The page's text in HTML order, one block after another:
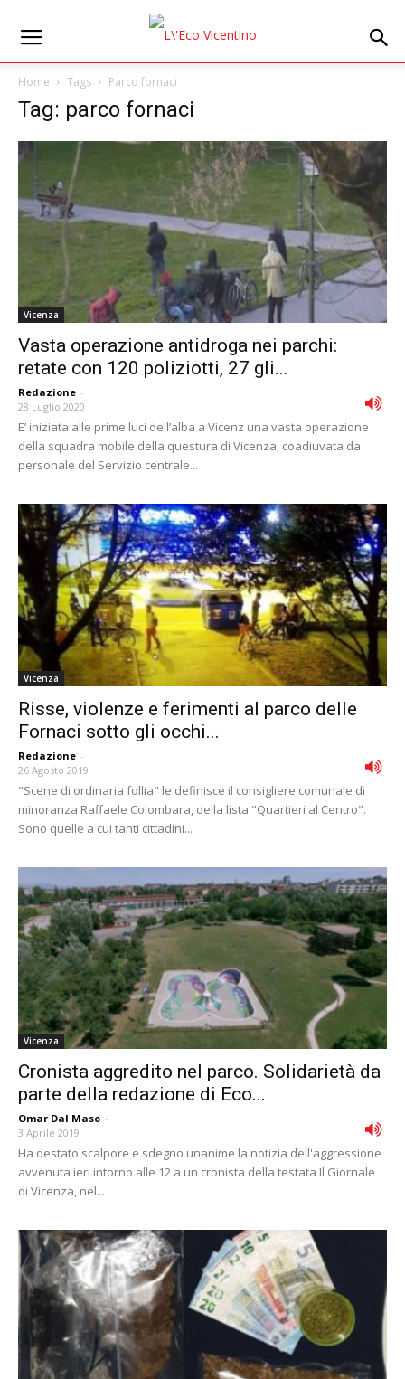
Home Tags Parco fornaci
Tag: parco fornaci
Vicenza
Vasta operazione antidroga nei parchi:
retate con 120 poliziotti, 27 gli...
Redazione -
28 Luglio 2020
E’ iniziata alle prime luci dell’alba a Vicenz una vasta operazione
della squadra mobile della questura di Vicenza, coadiuvata da
personale del Servizio centrale...
Vicenza
Risse, violenze e ferimenti al parco delle
Fornaci sotto gli occhi...
Redazione -
26 Agosto 2019
"Scene di ordinaria follia" le definisce il consigliere comunale di
minoranza Raffaele Colombara, della lista "Quartieri al Centro".
Sono quelle a cui tanti cittadini...
Vicenza
Cronista aggredito nel parco. Solidarietà da
parte della redazione di Eco...
Omar Dal Maso -
3 Aprile 2019
Ha destato scalpore e sdegno unanime la notizia dell'aggressione
avvenuta ieri intorno alle 12 a un cronista della testata Il Giornale
di Vicenza, nel...